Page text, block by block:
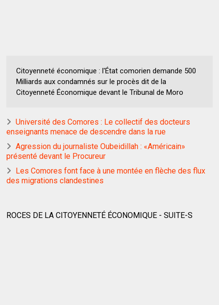
Citoyenneté économique : l'État comorien demande 500
Milliards aux condamnés sur le procès dit de la
Citoyenneté Économique devant le Tribunal de Moro
Université des Comores : Le collectif des docteurs
enseignants menace de descendre dans la rue
Agression du journaliste Oubeidillah : «Américain»
présenté devant le Procureur
Les Comores font face à une montée en flèche des flux
des migrations clandestines
ROCES DE LA CITOYENNETÉ ÉCONOMIQUE - SUITE-S